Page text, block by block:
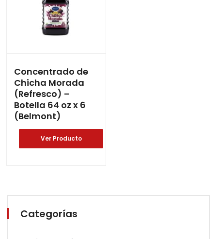
Categorías
Concentrado de
Chicha Morada
(Refresco) –
Botella 64 oz x 6
(Belmont)
Ver Producto